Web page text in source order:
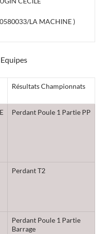
LA MACHINE )
Résultats Championnats
Perdant Poule 1 Partie PP
Perdant T2
Perdant Poule 1 Partie
Barrage